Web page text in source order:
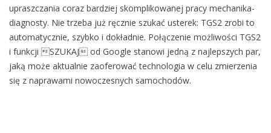
upraszczania coraz bardziej skomplikowanej pracy mechanika-
diagnosty. Nie trzeba już ręcznie szukać usterek: TGS2 zrobi to
automatycznie, szybko i dokładnie. Połączenie możliwości TGS2
i funkcji SZUKAJ od Google stanowi jedną z najlepszych par,
jaką może aktualnie zaoferować technologia w celu zmierzenia
się z naprawami nowoczesnych samochodów.